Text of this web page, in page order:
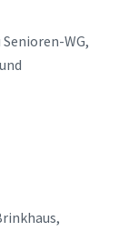
WG,